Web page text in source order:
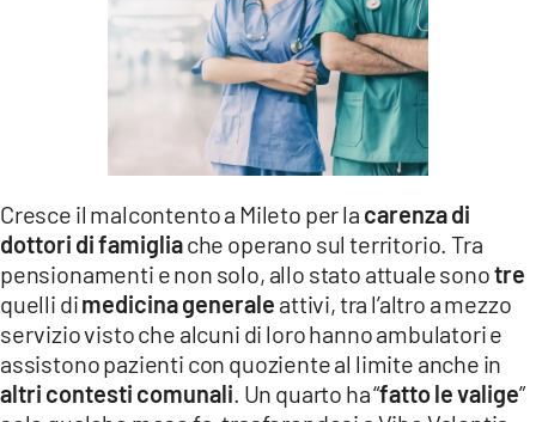
LACONAIR.IT
LACITYMAG.IT
ILREGGINO.IT
COSENZACHANNEL.IT
ILVIBONESE.IT
Cresce il malcontento a Mileto per la carenza di
dottori di famigliache operano sul territorio. Tra
pensionamenti e non solo, allo stato attuale sonotre
quelli dimedicina generale attivi, tra l’altro a mezzo
servizio visto che alcuni di loro hanno ambulatori e
assistono pazienti con quoziente al limite anche in
altri contesti comunali. Un quarto ha “fatto le valige”